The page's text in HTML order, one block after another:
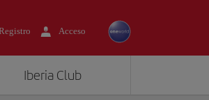
Acceso
Iberia Club